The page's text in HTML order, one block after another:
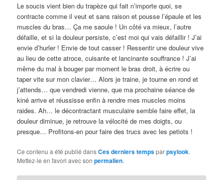
Le soucis vient bien du trapèze qui fait n’importe quoi, se
contracte comme il veut et sans raison et pousse l’épaule et les
muscles du bras… Ça me saoule ! Un côté va mieux, l’autre
défaille, et si la douleur persiste, c’est moi qui vais défaillir ! J’ai
envie d’hurler ! Envie de tout casser ! Ressentir une douleur vive
au lieu de cette atroce, cuisante et lancinante souffrance ! J’ai
même du mal à bouger par moment le bras droit, à écrire ou
taper vite sur mon clavier… Alors je traine, je tourne en rond et
j’attends… que vendredi vienne, que ma prochaine séance de
kiné arrive et réussisse enfin à rendre mes muscles moins
raides. Ah… le décontractant musculaire semble faire effet, la
douleur diminue, je retrouve la vélocité de mes doigts, ou
presque… Profitons-en pour faire des trucs avec les petiots !
Ce contenu a été publié dansCes derniers tempsparpsylook.
Mettez-le en favori avec sonpermalien.